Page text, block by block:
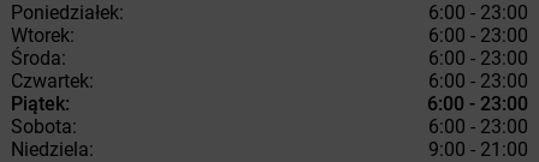
Poniedziałek:
6:00 - 23:00
Wtorek:
6:00 - 23:00
Środa:
6:00 - 23:00
Czwartek:
6:00 - 23:00
Piątek:
6:00 - 23:00
Sobota:
6:00 - 23:00
Niedziela:
9:00 - 21:00